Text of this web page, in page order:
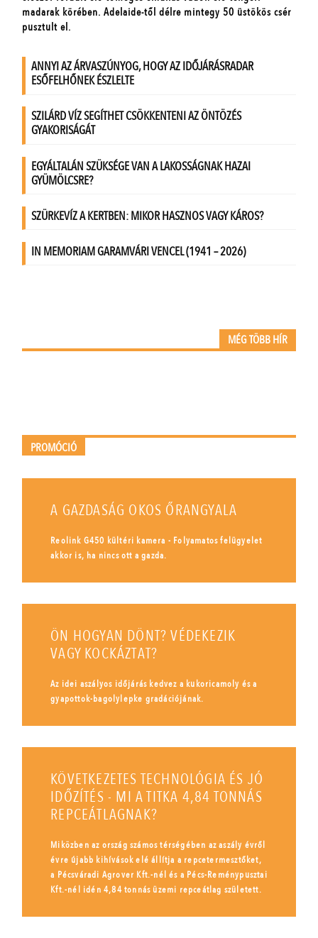
MÉG TÖBB HÍR
PROMÓCIÓ
A GAZDASÁG OKOS ŐRANGYALA
Reolink G450 kültéri kamera - Folyamatos felügyelet
akkor is, ha nincs ott a gazda.
ÖN HOGYAN DÖNT? VÉDEKEZIK
VAGY KOCKÁZTAT?
Az idei aszályos időjárás kedvez a kukoricamoly és a
gyapottok-bagolylepke gradációjának.
KÖVETKEZETES TECHNOLÓGIA ÉS JÓ
IDŐZÍTÉS - MI A TITKA 4,84 TONNÁS
REPCEÁTLAGNAK?
Miközben az ország számos térségében az aszály évről
évre újabb kihívások elé állítja a repcetermesztőket,
a Pécsváradi Agrover Kft.-nél és a Pécs-Reménypusztai
Kft.-nél idén 4,84 tonnás üzemi repceátlag született.